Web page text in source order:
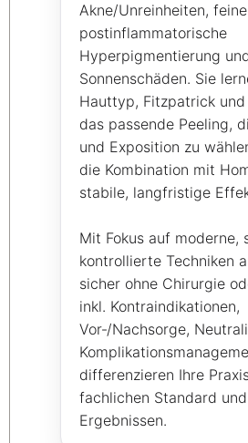
Akne/Unreinheiten,
postinflammatorische
Hyperpigmentierung
Sonnenschäden. Sie
Hauttyp, Fitzpatrick
das passende Peeling,
und Exposition zu
die Kombination mit
stabile, langfristige
Mit Fokus auf moderne,
kontrollierte Techniken
sicher ohne Chirurgie
inkl. Kontraindikationen,
Vor‑/Nachsorge,
differenzieren Ihre
fachlichen Standard
Ergebnissen.